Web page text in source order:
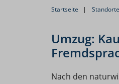
Startseite Standorte
Umzug:
Nach den